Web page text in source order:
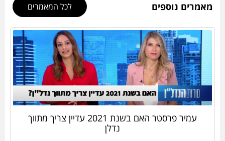
מאמרים נוספים לכל המאמרים
עמיר פרסטר האם בשנת 2021 עדיין צריך מתווך
נדלן